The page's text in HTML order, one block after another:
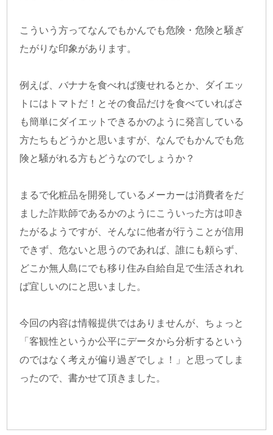
こういう方ってなんでもかんでも危険・危険と騒ぎ
たがりな印象があります。
例えば、バナナを食べれば痩せれるとか、ダイエッ
トにはトマトだ！とその食品だけを食べていればさ
も簡単にダイエットできるかのように発言している
方たちもどうかと思いますが、なんでもかんでも危
険と騒がれる方もどうなのでしょうか？
まるで化粧品を開発しているメーカーは消費者をだ
ました詐欺師であるかのようにこういった方は叩き
たがるようですが、そんなに他者が行うことが信用
できず、危ないと思うのであれば、誰にも頼らず、
どこか無人島にでも移り住み自給自足で生活されれ
ば宜しいのにと思いました。
今回の内容は情報提供ではありませんが、ちょっと
「客観性というか公平にデータから分析するという
のではなく考えが偏り過ぎでしょ！」と思ってしま
ったので、書かせて頂きました。